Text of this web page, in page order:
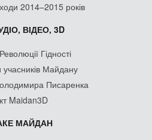
2014–2015 років
ВІДЕО, 3D
Гідності
учасників Майдану
Писаренка
Maidan3D
МАЙДАН